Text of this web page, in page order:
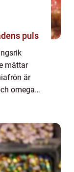
puls
mättar
är
omega-